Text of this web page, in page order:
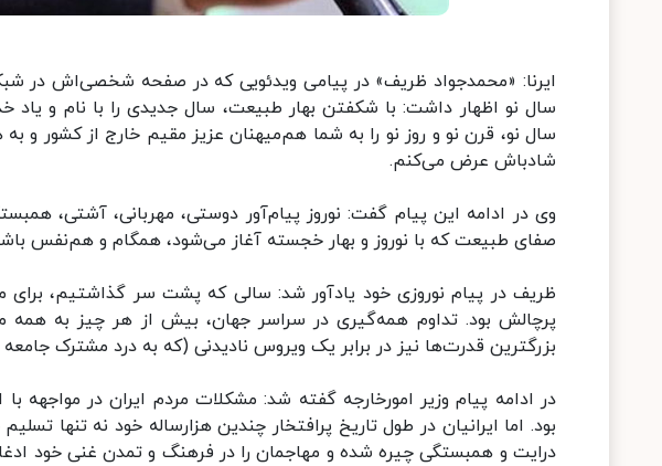
ایرنا: «محمدجواد ظریف» در پیامی ویدئویی که در صفحه شخصی‌اش در
سال نو اظهار داشت: با شکفتن بهار طبیعت، سال جدیدی را با نام و یاد
سال نو، قرن نو و روز نو را به شما هم‌میهنان عزیز مقیم خارج از کشور و
شادباش عرض می‌کنم.
وی در ادامه این پیام گفت: نوروز پیام‌آور دوستی، مهربانی، آشتی،
صفای طبیعت که با نوروز و بهار خجسته آغاز می‌شود، همگام و هم‌نفس
ظریف در پیام نوروزی خود یادآور شد: سالی که پشت سر گذاشتیم، برای
پرچالش بود. تداوم همه‌گیری در سراسر جهان، بیش از هر چیز به همه
بزرگترین قدرت‌ها نیز در برابر یک ویروس نادیدنی (که به درد مشترک
در ادامه پیام وزیر امورخارجه گفته شد: مشکلات مردم ایران در مواجهه
بود. اما ایرانیان در طول تاریخ پرافتخار چندین هزارساله خود نه تنها
درایت و همبستگی چیره شده و مهاجمان را در فرهنگ و تمدن غنی خود ادغام